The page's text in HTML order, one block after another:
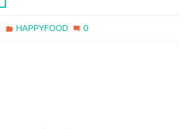
HAPPYFOOD 0